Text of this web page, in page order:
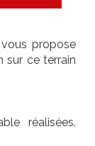
propose
sur ce terrain
réalisées.